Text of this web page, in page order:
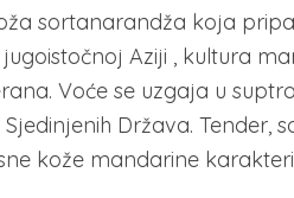
sortanarandža koja
Aziji , kultura
Voće se uzgaja u
Država. Tender,
kože mandarine